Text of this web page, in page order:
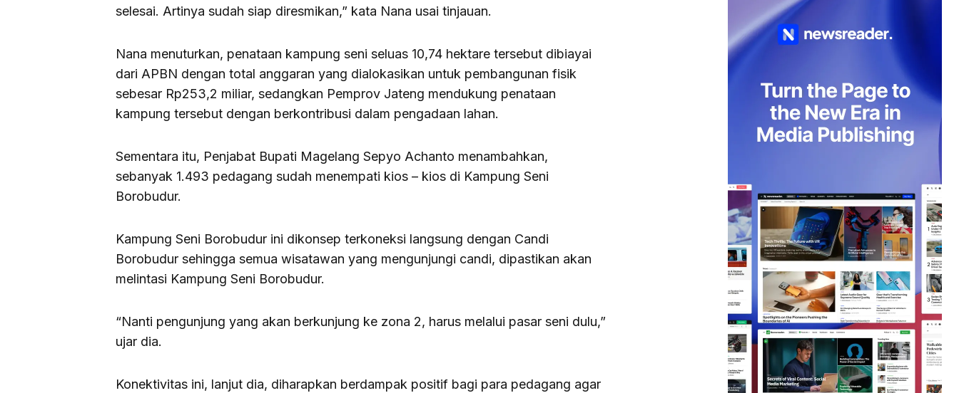
selesai. Artinya sudah siap diresmikan,” kata Nana usai tinjauan.
Nana menuturkan, penataan kampung seni seluas 10,74 hektare tersebut dibiayai
dari APBN dengan total anggaran yang dialokasikan untuk pembangunan fisik
sebesar Rp253,2 miliar, sedangkan Pemprov Jateng mendukung penataan
kampung tersebut dengan berkontribusi dalam pengadaan lahan.
Sementara itu, Penjabat Bupati Magelang Sepyo Achanto menambahkan,
sebanyak 1.493 pedagang sudah menempati kios – kios di Kampung Seni
Borobudur.
Kampung Seni Borobudur ini dikonsep terkoneksi langsung dengan Candi
Borobudur sehingga semua wisatawan yang mengunjungi candi, dipastikan akan
melintasi Kampung Seni Borobudur.
“Nanti pengunjung yang akan berkunjung ke zona 2, harus melalui pasar seni dulu,”
ujar dia.
Konektivitas ini, lanjut dia, diharapkan berdampak positif bagi para pedagang agar